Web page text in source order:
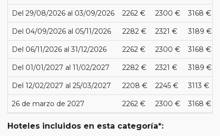
Del 29/08/2026 al 03/09/2026 2262 € 2300 € 3168 €
Del 04/09/2026 al 05/11/2026 2282 € 2321 € 3189 €
Del 06/11/2026 al 31/12/2026 2262 € 2300 € 3168 €
Del 01/01/2027 al 11/02/2027 2282 € 2321 € 3189 €
Del 12/02/2027 al 25/03/2027 2208 € 2245 € 3113 €
26 de marzo de 2027 2262 € 2300 € 3168 €
Hoteles incluidos en esta categoría*: